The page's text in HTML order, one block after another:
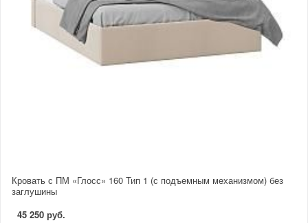
Кровать с ПМ «Глосс» 160 Тип 1 (с подъемным механизмом) без
заглушины
45 250 руб.